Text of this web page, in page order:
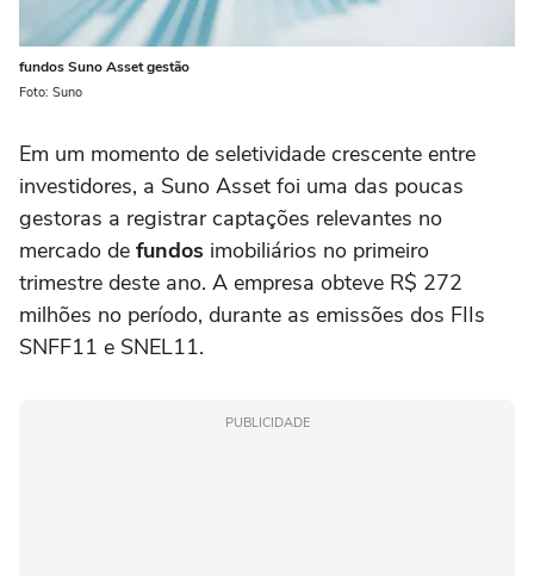
fundos Suno Asset gestão
Foto: Suno
Em um momento de seletividade crescente entre
investidores, a Suno Asset foi uma das poucas
gestoras a registrar captações relevantes no
mercado de fundos imobiliários no primeiro
trimestre deste ano. A empresa obteve R$ 272
milhões no período, durante as emissões dos FIIs
SNFF11 e SNEL11.
PUBLICIDADE